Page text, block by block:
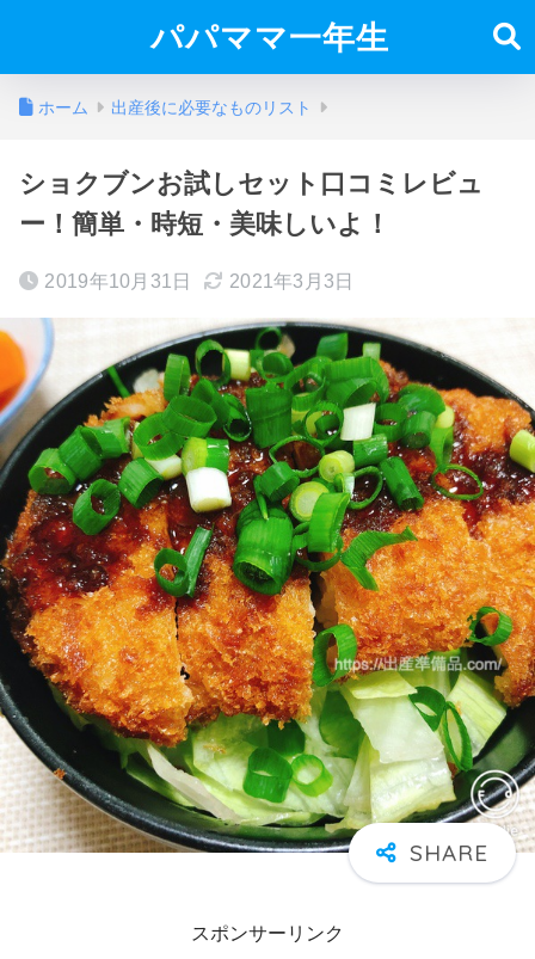
パパママ一年生
ホーム 出産後に必要なものリスト
ショクブンお試しセット口コミレビュ
ー！簡単・時短・美味しいよ！
2019年10月31日 2021年3月3日
スポンサーリンク